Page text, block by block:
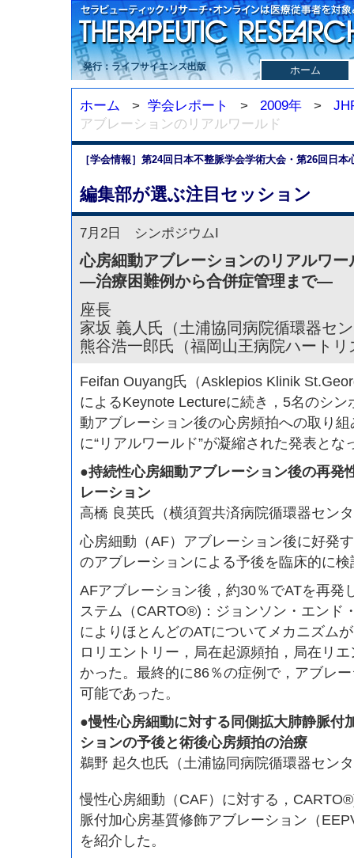
発行：ライフサイエンス出版 ホーム
ホーム > 学会レポート > 2009年 >
アブレーションのリアルワールド
［学会情報］第24回日本不整脈学会学術大会・第26回日
編集部が選ぶ注目セッション
7月2日 シンポジウムI
心房細動アブレーションのリアルワー
—治療困難例から合併症管理まで—
座長
家坂 義人氏（土浦協同病院循環器セ
熊谷浩一郎氏（福岡山王病院ハート
Feifan Ouyang氏（Asklepios Klinik
によるKeynote Lectureに続き，5名のシ
動アブレーション後の心房頻拍への取り
に“リアルワールド”が凝縮された発表とな
●持続性心房細動アブレーション後の再発
レーション
高橋 良英氏（横須賀共済病院循環器セン
心房細動（AF）アブレーション後に好発
のアブレーションによる予後を臨床的に
AFアブレーション後，約30％でATを再発
ステム（CARTO®)：ジョンソン・エンド
によりほとんどのATについてメカニズム
ロリエントリー，局在起源頻拍，局在リ
かった。最終的に86％の症例で，アブレ
可能であった。
●慢性心房細動に対する同側拡大肺静脈付
ションの予後と術後心房頻拍の治療
鵜野 起久也氏（土浦協同病院循環器セン
慢性心房細動（CAF）に対する，
脈付加心房基質修飾アブレーション（
を紹介した。